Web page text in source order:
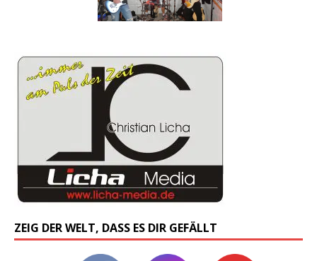
ZEIG DER WELT, DASS ES DIR GEFÄLLT